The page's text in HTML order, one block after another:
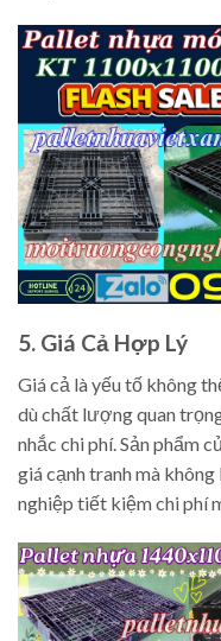
5. Giá Cả Hợp Lý
Giá cả là yếu tố không
dù chất lượng quan
nhắc chi phí. Sản phẩm
giá cạnh tranh mà
nghiệp tiết kiệm chi phí